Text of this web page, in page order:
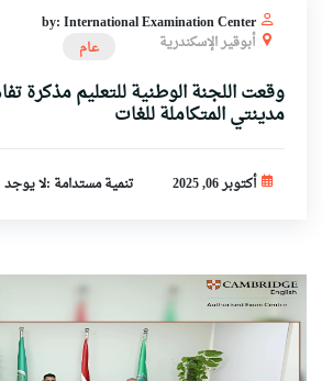
by: International Examination Center
أبوقير الإسكندرية
عام
وقعت اللجنة الوطنية للتعليم مذكرة
مدينتي المتكاملة للغات
أكتوبر 06, 2025 تنمية مستدامة :لا يوجد